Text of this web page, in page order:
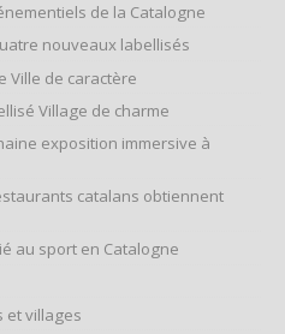
de la Catalogne
nouveaux labellisés
Ville de caractère
Village de charme
exposition immersive à
catalans obtiennent
au sport en Catalogne
et villages